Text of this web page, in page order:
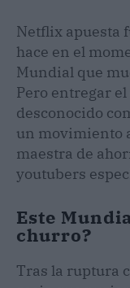
Netflix apuesta
hace en el
Mundial que
Pero entregar
desconocido
un movimiento
maestra de
youtubers
Este
churro?
Tras la ruptura